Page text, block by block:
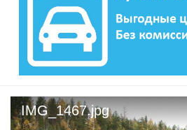
IMG_1467.jpg